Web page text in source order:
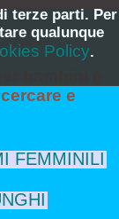
terze parti. Per
qualunque
Policy.
bambini e
e
FEMMINILI